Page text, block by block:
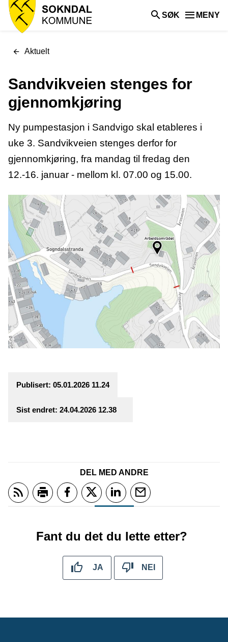
Sokndal
kommune
SØK MENY
Du
Aktuelt
Sandvikveien stenges for
gjennomkjøring
Ny pumpestasjon i Sandvigo skal etableres i
uke 3. Sandvikveien stenges derfor for
gjennomkjøring, fra mandag til fredag den
12.-16. januar - mellom kl. 07.00 og 15.00.
Publisert 05.01.2026 11.24
Sist endret 24.04.2026 12.38
DEL MED ANDRE
Del på Facebook
Del på Twitter
Del på LinkedIn
Fant du det du lette etter?
JA NEI